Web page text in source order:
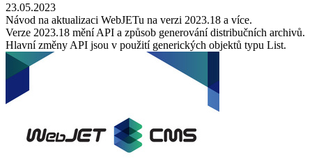
23.05.2023
Návod na aktualizaci WebJETu na verzi 2023.18 a více.
Verze 2023.18 mění API a způsob generování distribučních archivů.
Hlavní změny API jsou v použití generických objektů typu List.